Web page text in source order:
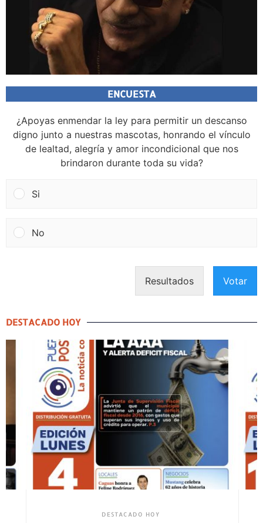
ENCUESTA
¿Apoyas enmendar la ley para permitir un descanso
digno junto a nuestras mascotas, honrando el vínculo
de lealtad, alegría y amor incondicional que nos
brindaron durante toda su vida?
Si
No
Resultados Votar
DESTACADO HOY
DESTACADO HOY